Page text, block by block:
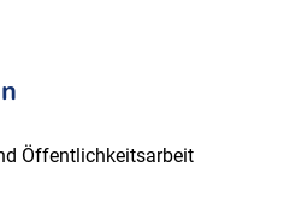
Öffentlichkeitsarbeit